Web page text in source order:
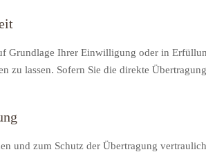
Grundlage Ihrer Einwilligung oder in
zu lassen. Sofern Sie die direkte
und zum Schutz der Übertragung